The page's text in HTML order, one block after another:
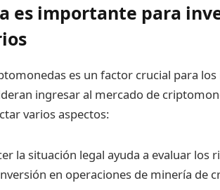
es importante para
es un factor crucial para los
ingresar al mercado de
varios aspectos:
la situación legal ayuda a evaluar los
en operaciones de minería de